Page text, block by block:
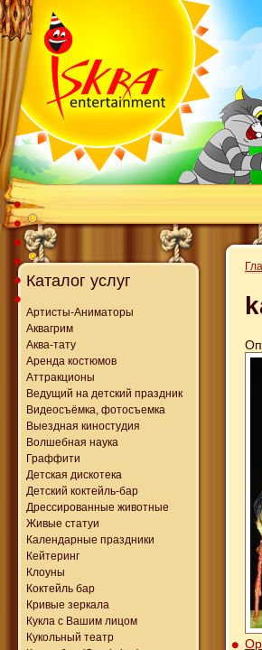
Каталог услуг
Артисты-Аниматоры
Аквагрим
Аква-тату
Аренда костюмов
Аттракционы
Ведущий на детский праздник
Видеосъёмка, фотосъемка
Выездная киностудия
Волшебная наука
Граффити
Детская дискотека
Детский коктейль-бар
Дрессированные животные
Живые статуи
Календарные праздники
Кейтеринг
Клоуны
Коктейль бар
Кривые зеркала
Кукла с Вашим лицом
Кукольный театр